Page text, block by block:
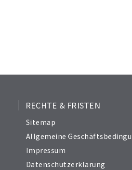
RECHTE & FRISTEN
Sitemap
Allgemeine
Impressum
Datenschutzerklärung